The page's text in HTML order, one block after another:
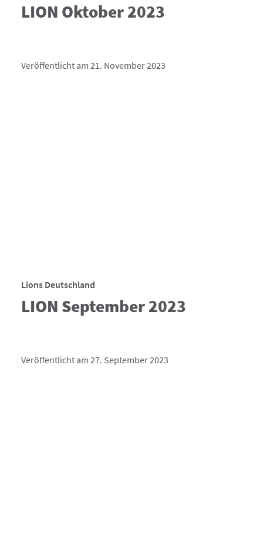
LION Oktober 2023
Veröffentlicht am 21. November 2023
Lions Deutschland
LION September 2023
Veröffentlicht am 27. September 2023